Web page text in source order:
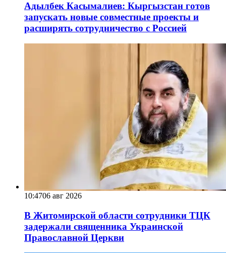
Адылбек Касымалиев: Кыргызстан готов
запускать новые совместные проекты и
расширять сотрудничество с Россией
10:4706 авг 2026
В Житомирской области сотрудники ТЦК
задержали священника Украинской
Православной Церкви